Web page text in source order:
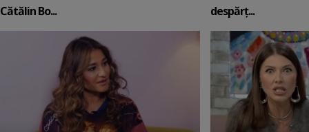
Cătălin Bo...
despărț...